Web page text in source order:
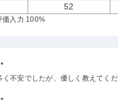
52
価入力 100%
く不安でしたが、優しく教えてく